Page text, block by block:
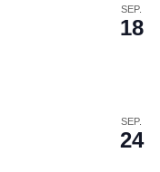
SEP.
18
SEP.
24